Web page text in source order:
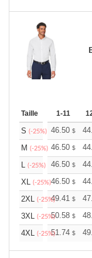
Taille 1-11
S (-25%) 46.50 $
M (-25%) 46.50 $
L (-25%) 46.50 $
XL (-25%)46.50 $
2XL (-25%)49.41 $
3XL (-25%)50.58 $
4XL (-25%)51.74 $